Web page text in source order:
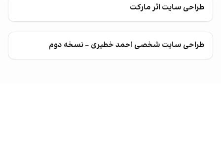
طراحی سایت اثر مارکت
طراحی سایت شخصی احمد خطیری – نسخه دوم